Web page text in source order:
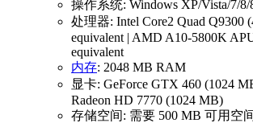
操作系统: Windows XP/Vista/7/8/
处理器: Intel Core2 Quad Q9300
equivalent | AMD A10-5800K
equivalent
内存: 2048 MB RAM
显卡: GeForce GTX 460 (1024
Radeon HD 7770 (1024 MB)
存储空间: 需要 500 MB 可用空